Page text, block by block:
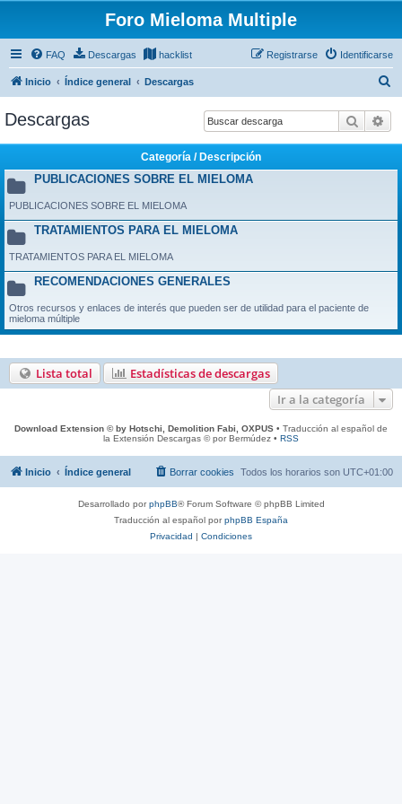
Foro Mieloma Multiple
FAQ Descargas hacklist Identificarse
Registrarse
Inicio Índice general Descargas
c
Descargas Buscar
Categoría / Descripción
PUBLICACIONES SOBRE EL MIELOMA
PUBLICACIONES SOBRE EL MIELOMA
TRATAMIENTOS PARA EL MIELOMA
TRATAMIENTOS PARA EL MIELOMA
RECOMENDACIONES GENERALES
Otros recursos y enlaces de interés que pueden ser de utilidad para el paciente de
mieloma múltiple
Lista total
Estadísticas de descargas
Ir a la categoría
Download Extension © by Hotschi, Demolition Fabi, OXPUS • Traducción al español de
la Extensión Descargas © por Bermúdez • RSS
Inicio Índice general Todos los horarios son UTC+01:00
Borrar cookies
Desarrollado porphpBB® Forum Software © phpBB Limited
Traducción al español porphpBB España
Privacidad | Condiciones